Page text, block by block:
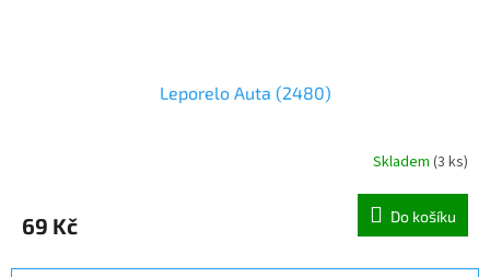
Leporelo Auta (2480)
Skladem (3 ks)
69 Kč Do košíku